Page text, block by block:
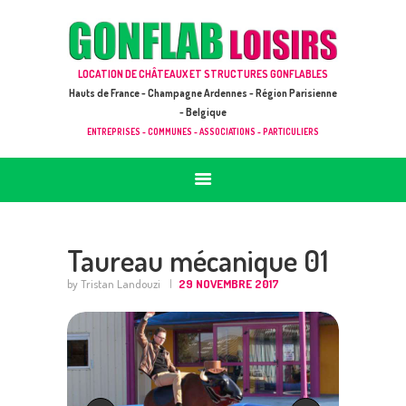
LOCATION DE CHÂTEAUX ET STRUCTURES GONFLABLES
Hauts de France - Champagne Ardennes - Région Parisienne
- Belgique
ENTREPRISES - COMMUNES - ASSOCIATIONS - PARTICULIERS
GONFLAB LOISIRS
ACCUEIL
JEUX À LOUER & PRESTATIONS
CATALOGUE / TARIF
DEMANDE DE DEVIS (SOUS 24H)
Taureau mécanique 01
by Tristan Landouzi 29 NOVEMBRE 2017